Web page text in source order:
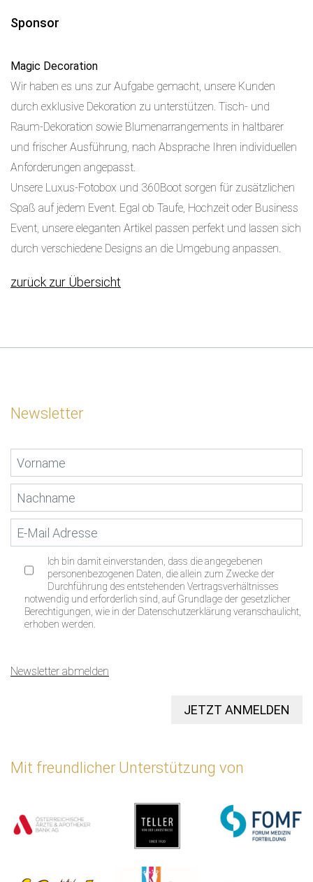
Sponsor
Magic Decoration
Wir haben es uns zur Aufgabe gemacht, unsere Kunden
durch exklusive Dekoration zu unterstützen. Tisch- und
Raum-Dekoration sowie Blumenarrangements in haltbarer
und frischer Ausführung, nach Absprache Ihren individuellen
Anforderungen angepasst.
Unsere Luxus-Fotobox und 360Boot sorgen für zusätzlichen
Spaß auf jedem Event. Egal ob Taufe, Hochzeit oder Business
Event, unsere eleganten Artikel passen perfekt und lassen sich
durch verschiedene Designs an die Umgebung anpassen.
zurück zur Übersicht
Newsletter
Ich bin damit einverstanden, dass die angegebenen
personenbezogenen Daten, die allein zum Zwecke der
Durchführung des entstehenden Vertragsverhältnisses
notwendig und erforderlich sind, auf Grundlage der gesetzlicher
Berechtigungen, wie in der Datenschutzerklärung veranschaulicht,
erhoben werden.
Newsletter abmelden
JETZT ANMELDEN
Mit freundlicher Unterstützung von